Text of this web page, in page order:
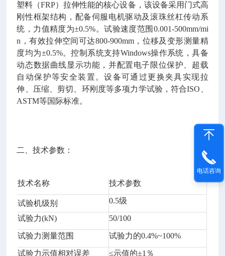
塑料（FRP）拉伸性能的核心设备，该设备采用门式高
刚性框架结构，配备伺服电机驱动及滚珠丝杠传动系
统，力值精度为±0.5%。试验速度范围0.001-500mm/mi
n，有效拉伸空间可达800-900mm，位移及变形测量精
度均为±0.5%。控制系统支持Windows操作系统，具备
动态数据曲线显示功能，并配置电子限位保护、超载
自动保护等安全装置。设备可通过更换夹具实现拉
伸、压缩、剪切、环刚度等多项力学试验，符合ISO、
ASTM等国际标准。
二、技术参数：
技术名称 技术参数
试验机级别 0.5级
试验力(kN) 50/100
试验力测量范围 试验力的0.4%~100%
试验力示值相对误差 ≤示值的±1％
电话咨询